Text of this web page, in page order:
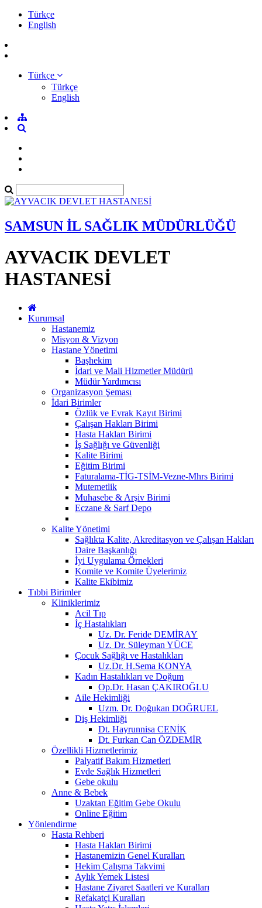
Türkçe
English
Türkçe
Türkçe
English
SAMSUN İL SAĞLIK MÜDÜRLÜĞÜ
AYVACIK DEVLET
HASTANESİ
Kurumsal
Hastanemiz
Misyon & Vizyon
Hastane Yönetimi
Başhekim
İdari ve Mali Hizmetler Müdürü
Müdür Yardımcısı
Organizasyon Şeması
İdari Birimler
Özlük ve Evrak Kayıt Birimi
Çalışan Hakları Birimi
Hasta Hakları Birimi
İş Sağlığı ve Güvenliği
Kalite Birimi
Eğitim Birimi
Faturalama-TİG-TSİM-Vezne-Mhrs Birimi
Mutemetlik
Muhasebe & Arşiv Birimi
Eczane & Sarf Depo
Kalite Yönetimi
Sağlıkta Kalite, Akreditasyon ve Çalışan Hakları
Daire Başkanlığı
İyi Uygulama Örnekleri
Komite ve Komite Üyelerimiz
Kalite Ekibimiz
Tıbbi Birimler
Kliniklerimiz
Acil Tıp
İç Hastalıkları
Uz. Dr. Feride DEMİRAY
Uz. Dr. Süleyman YÜCE
Çocuk Sağlığı ve Hastalıkları
Uz.Dr. H.Sema KONYA
Kadın Hastalıkları ve Doğum
Op.Dr. Hasan ÇAKIROĞLU
Aile Hekimliği
Uzm. Dr. Doğukan DOĞRUEL
Diş Hekimliği
Dt. Hayrunnisa CENİK
Dt. Furkan Can ÖZDEMİR
Özellikli Hizmetlerimiz
Palyatif Bakım Hizmetleri
Evde Sağlık Hizmetleri
Gebe okulu
Anne & Bebek
Uzaktan Eğitim Gebe Okulu
Online Eğitim
Yönlendirme
Hasta Rehberi
Hasta Hakları Birimi
Hastanemizin Genel Kuralları
Hekim Çalışma Takvimi
Aylık Yemek Listesi
Hastane Ziyaret Saatleri ve Kuralları
Refakatçi Kuralları